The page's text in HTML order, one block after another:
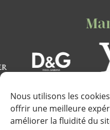
Nous utilisons les
offrir une meilleure
améliorer la fluidité du